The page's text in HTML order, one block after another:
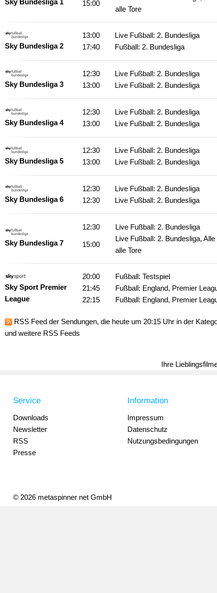
Sky Bundesliga 1 15:00
alle Tore
Sky Bundesliga 2
13:00
Live Fußball: 2. Bundesliga
17:40
Fußball: 2. Bundesliga
Sky Bundesliga 3
12:30
Live Fußball: 2. Bundesliga
13:00
Live Fußball: 2. Bundesliga
Sky Bundesliga 4
12:30
Live Fußball: 2. Bundesliga
13:00
Live Fußball: 2. Bundesliga
Sky Bundesliga 5
12:30
Live Fußball: 2. Bundesliga
13:00
Live Fußball: 2. Bundesliga
Sky Bundesliga 6
12:30
Live Fußball: 2. Bundesliga
12:30
Live Fußball: 2. Bundesliga
Sky Bundesliga 7
12:30 Live Fußball: 2. Bundesliga
15:00
Live Fußball: 2. Bundesliga, Alle
alle Tore
Sky Sport Premier
League
20:00
Fußball: Testspiel
21:45
Fußball: England, Premier
22:15
Fußball: England, Premier
RSS Feed der Sendungen, die heute um 20:15 Uhr in der
und weitere RSS Feeds
Ihre
Service
Downloads
Newsletter
RSS
Presse
Information
Impressum
Datenschutz
Nutzungsbedingungen
© 2026 metaspinner net GmbH